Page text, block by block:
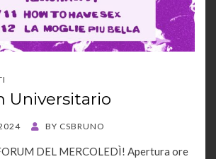
Universitario
BY CSBRUNO
DEL MERCOLEDÌ! Apertura ore